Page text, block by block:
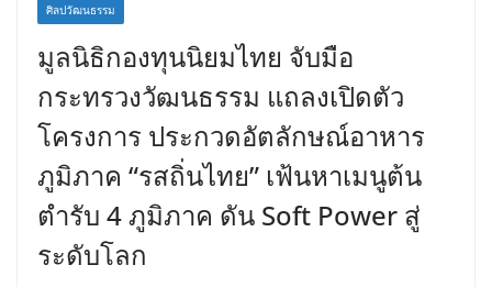
ศิลปวัฒนธรรม
มูลนิธิกองทุนนิยมไทย จับมือ
กระทรวงวัฒนธรรม แถลงเปิดตัว
โครงการ ประกวดอัตลักษณ์อาหาร
ภูมิภาค “รสถิ่นไทย” เฟ้นหาเมนูต้น
ตำรับ 4 ภูมิภาค ดัน Soft Power สู่
ระดับโลก